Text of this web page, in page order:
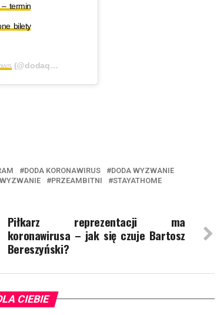
termin
bilety
(@dodaqueen) on
DODA KORONAWIRUS
DODA WYZWANIE
PRZEAMBITNI
STAYATHOME
Piłkarz reprezentacji ma
koronawirusa – jak się czuje Bartosz
Bereszyński?
CIEBIE